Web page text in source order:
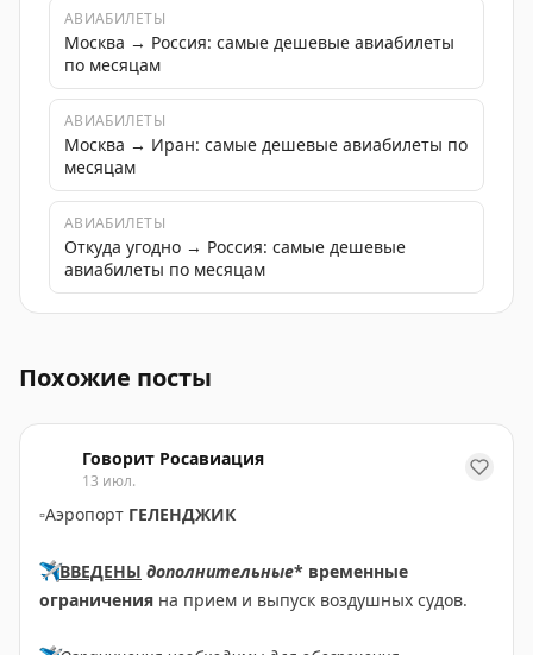
АВИАБИЛЕТЫ
Москва → Россия: самые дешевые авиабилеты
по месяцам
АВИАБИЛЕТЫ
Москва → Иран: самые дешевые авиабилеты по
месяцам
АВИАБИЛЕТЫ
Откуда угодно → Россия: самые дешевые
авиабилеты по месяцам
Похожие посты
Говорит Росавиация
13 июл.
▫️Аэропорт ГЕЛЕНДЖИК
✈️ВВЕДЕНЫ дополнительные* временные
ограничения на прием и выпуск воздушных судов.